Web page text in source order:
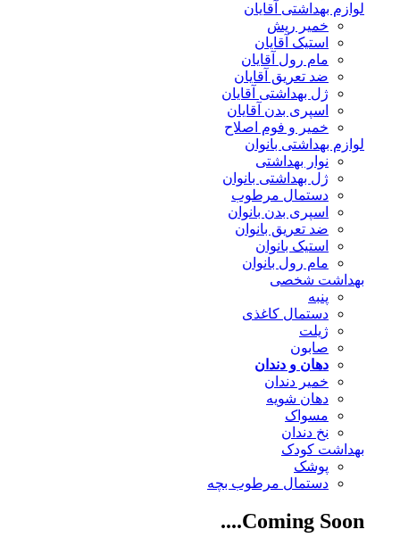
لوازم بهداشتی آقایان
خمیر ریش
استیک آقایان
مام رول آقایان
ضد تعریق آقایان
ژل بهداشتی آقایان
اسپری بدن آقایان
خمیر و فوم اصلاح
لوازم بهداشتی بانوان
نوار بهداشتی
ژل بهداشتی بانوان
دستمال مرطوب
اسپری بدن بانوان
ضد تعریق بانوان
استیک بانوان
مام رول بانوان
بهداشت شخصی
پنبه
دستمال کاغذی
ژیلت
صابون
دهان و دندان
خمیر دندان
دهان شویه
مسواک
نخ دندان
بهداشت کودک
پوشک
دستمال مرطوب بچه
Coming Soon....